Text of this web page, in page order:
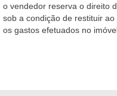
o vendedor reserva o direito
sob a condição de restituir
os gastos efetuados no